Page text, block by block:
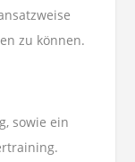
zu können.
sowie ein